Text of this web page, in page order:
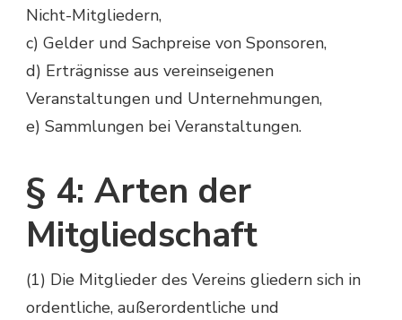
Nicht-Mitgliedern,
c) Gelder und Sachpreise von Sponsoren,
d) Erträgnisse aus vereinseigenen
Veranstaltungen und Unternehmungen,
e) Sammlungen bei Veranstaltungen.
§ 4: Arten der
Mitgliedschaft
(1) Die Mitglieder des Vereins gliedern sich in
ordentliche, außerordentliche und